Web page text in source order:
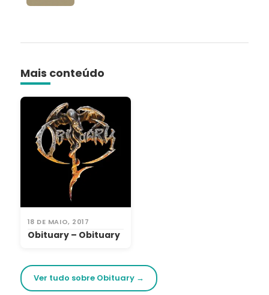
Mais conteúdo
18 DE MAIO, 2017
Obituary – Obituary
Ver tudo sobre Obituary →